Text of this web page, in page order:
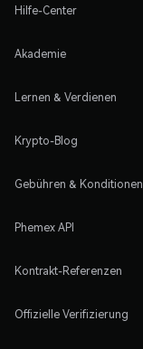
Hilfe-Center
Akademie
Lernen & Verdienen
Krypto-Blog
Gebühren & Konditionen
Phemex API
Kontrakt-Referenzen
Offizielle Verifizierung